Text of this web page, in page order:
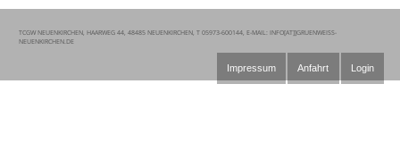
TCGW NEUENKIRCHEN, HAARWEG 44, 48485 NEUENKIRCHEN, T 05973-600144, E-MAIL: INFO[AT]]GRUENWEISS-
NEUENKIRCHEN.DE
Impressum Anfahrt Login